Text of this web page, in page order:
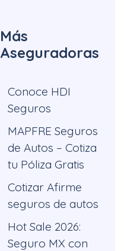
Más
Aseguradoras
Conoce HDI
Seguros
MAPFRE Seguros
de Autos – Cotiza
tu Póliza Gratis
Cotizar Afirme
seguros de autos
Hot Sale 2026:
Seguro MX con